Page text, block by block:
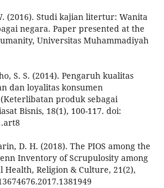
(2016). Studi kajian litertur: Wanita
negara. Paper presented at the
Universitas Muhammadiyah
S. S. (2014). Pengaruh kualitas
dan loyalitas konsumen
produk sebagai
Bisnis, 18(1), 100-117. doi:
D. H. (2018). The PIOS among the
Inventory of Scrupulosity among
Health, Religion & Culture, 21(2),